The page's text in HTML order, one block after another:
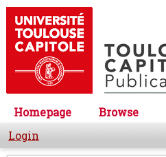
Homepage Browse
Login